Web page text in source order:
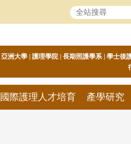
亞洲大學 | 護理學院 | 長期照護學系 | 學士後
國際護理人才培育 產學研究